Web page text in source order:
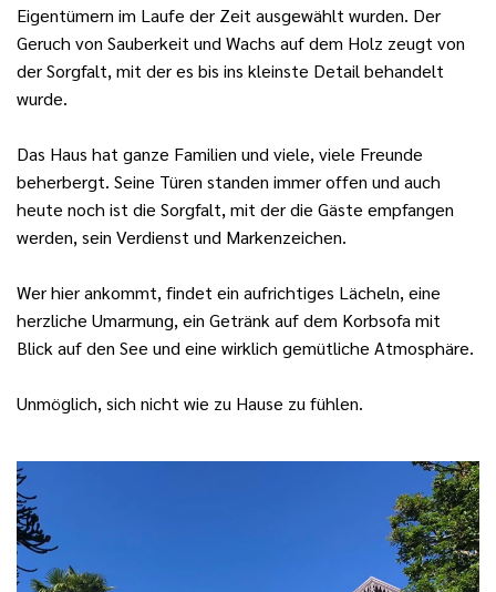
Eigentümern im Laufe der Zeit ausgewählt wurden. Der
Geruch von Sauberkeit und Wachs auf dem Holz zeugt von
der Sorgfalt, mit der es bis ins kleinste Detail behandelt
wurde.
Das Haus hat ganze Familien und viele, viele Freunde
beherbergt. Seine Türen standen immer offen und auch
heute noch ist die Sorgfalt, mit der die Gäste empfangen
werden, sein Verdienst und Markenzeichen.
Wer hier ankommt, findet ein aufrichtiges Lächeln, eine
herzliche Umarmung, ein Getränk auf dem Korbsofa mit
Blick auf den See und eine wirklich gemütliche Atmosphäre.
Unmöglich, sich nicht wie zu Hause zu fühlen.